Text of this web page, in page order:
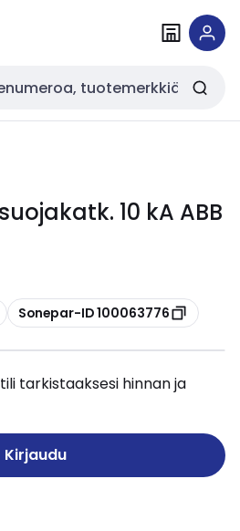
10 kA ABB
Kopioi
Sonepar-ID 100063776
tarkistaaksesi hinnan ja
Kirjaudu